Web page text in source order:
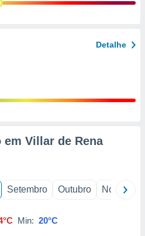
Detalhe
Villar de Rena
Setembro Outubro Novembro
Min: 20°C